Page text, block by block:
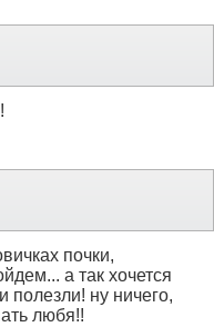
почки,
а так хочется
полезли! ну ничего,
любя!!